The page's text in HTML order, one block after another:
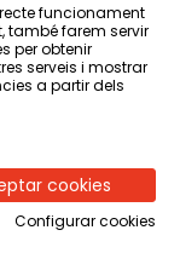
DE PINEDA
funcionament
també farem servir
per obtenir
serveis i mostrar
a partir dels
cookies
Configurar cookies